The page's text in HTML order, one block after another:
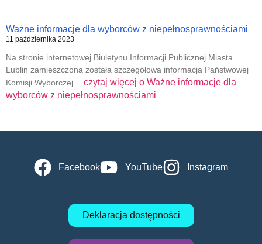
Ważne informacje dla wyborców z niepełnosprawnościami
11 października 2023
Na stronie internetowej Biuletynu Informacji Publicznej Miasta
Lublin zamieszczona została szczegółowa informacja Państwowej
Komisji Wyborczej… czytaj więcej o Ważne informacje dla
wyborców z niepełnosprawnościami
Facebook YouTube Instagram
Deklaracja dostępności